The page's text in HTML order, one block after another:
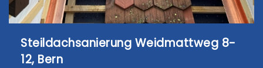
Steildachsanierung Weidmattweg 8-
12, Bern